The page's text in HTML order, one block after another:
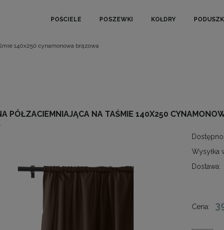
POŚCIELE POSZEWKI KOŁDRY PODUSZKI
140x250 cynamonowa brązowa
PÓŁZACIEMNIAJĄCA NA TAŚMIE 140X250
Wysyłka
Dostawa:
Cena: